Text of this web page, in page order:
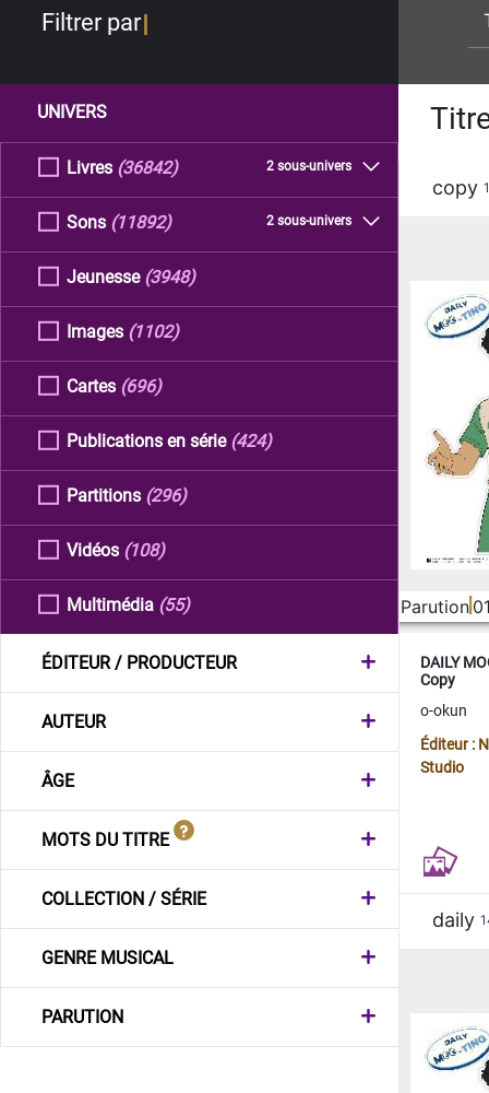
Filtrer par
UNIVERS
Livres 2 sous-univers
(36842)
Sons 2 sous-univers
(11892)
Jeunesse (3948)
Images (1102)
Cartes (696)
Publications en série (424)
Partitions (296)
Vidéos (108)
Multimédia (55)
ÉDITEUR / PRODUCTEUR
AUTEUR
ÂGE
MOTS DU TITRE
COLLECTION / SÉRIE
GENRE MUSICAL
PARUTION
copy
Parution
DAILY
Copy
o-okun
Éditeur :
Studio
daily